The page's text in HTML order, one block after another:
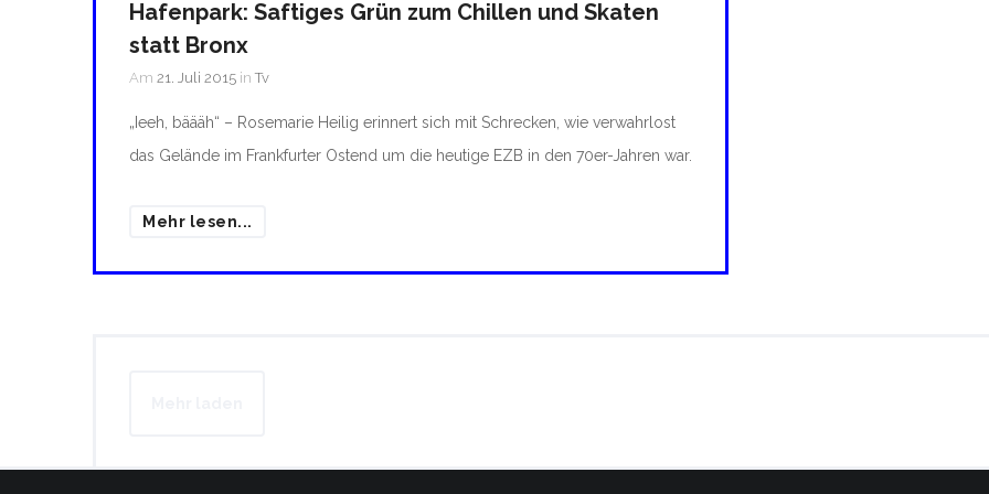
Hafenpark: Saftiges Grün zum Chillen und Skaten
statt Bronx
Am 21. Juli 2015 inTv
„Ieeh, bäääh“ – Rosemarie Heilig erinnert sich mit Schrecken, wie verwahrlost
das Gelände im Frankfurter Ostend um die heutige EZB in den 70er-Jahren war.
Mehr lesen...